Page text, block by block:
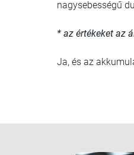
nagysebességű
* az értékeket az
Ja, és az